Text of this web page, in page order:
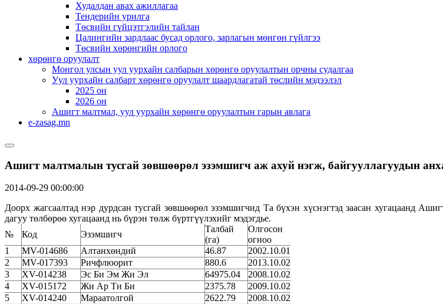
Худалдан авах ажиллагаа
Тендерийн урилга
Төсвийн гүйцэтгэлийн тайлан
Цалингийн зардлаас бусад орлого, зарлагын мөнгөн гүйлгээ
Төсвийн хөрөнгийн орлого
хөрөнгө оруулалт
Монгол улсын уул уурхайн салбарын хөрөнгө оруулалтын орчны судалгаа
Уул уурхайн салбарт хөрөнгө оруулалт шаардлагатай төслийн мэдээлэл
2025 он
2026 он
Ашигт малтмал, уул уурхайн хөрөнгө оруулалтын гарын авлага
e-zasag.mn
Ашигт малтмалын тусгай зөвшөөрөл эзэмшигч аж ахуй нэгж, байгууллагуудын
2014-09-29 00:00:00
Доорх жагсаалтад нэр дурдсан тусгай зөвшөөрөл эзэмшигчид Та бүхэн хүснэгтэд заасан хугацаанд
дагуу төлбөрөө хугацаанд нь бүрэн төлж бүртгүүлэхийг мэдэгдье.
№
Код Эзэмшигч
Талбай
(га)
Олгосон
огноо
1
MV-014686 Алтанхөндий 46.87
2002.10.01
2
MV-017393 Ричфлюорит 880.6
2013.10.02
3
XV-014238 Эс Би Эм Жи Эл 64975.04
2008.10.02
4
XV-015172 Жи Ар Ти Би 2375.78
2009.10.02
5
XV-014240 Мараатолгой 2622.79
2008.10.02